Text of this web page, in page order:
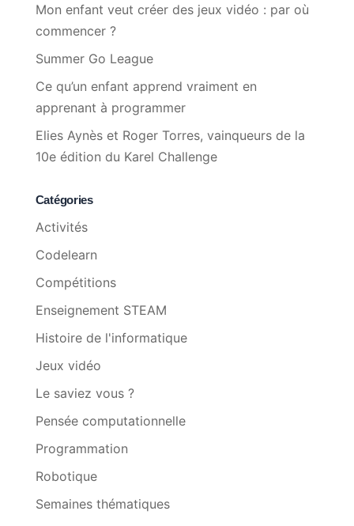
Mon enfant veut créer des jeux vidéo : par où
commencer ?
Summer Go League
Ce qu’un enfant apprend vraiment en
apprenant à programmer
Elies Aynès et Roger Torres, vainqueurs de la
10e édition du Karel Challenge
Catégories
Activités
Codelearn
Compétitions
Enseignement STEAM
Histoire de l'informatique
Jeux vidéo
Le saviez vous ?
Pensée computationnelle
Programmation
Robotique
Semaines thématiques